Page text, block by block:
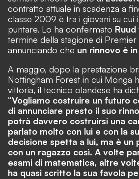
contratto attuale in scadenza a
classe 2009 è tra i giovani su cui
puntare. Lo ha confermato
termine della stagione di Premier
annunciando che un rinnovo è
A maggio, dopo la prestazione
Nottingham Forest in cui Monga
vittoria, il tecnico olandese ha
“Vogliamo costruire un futuro
di annunciare presto il suo
potrà davvero costruirsi una
parlato molto con lui e con la
decisione spetta a lui, ma è un
con un ragazzo così. A volte
esami di matematica, altre
ha quasi scritto la sua favola